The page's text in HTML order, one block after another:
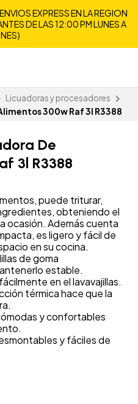
EXPRESS EN LA REGION
DE LAS 12:00 PM LUNES A
Licuadoras y procesadores
300w Raf 3l R3388
De
3l R3388
puede triturar,
obteniendo el
ocasión. Además cuenta
es ligero y fácil de
en su cocina.
de goma
estable.
en el lavavajillas.
térmica hace que la
y confortables
y fáciles de